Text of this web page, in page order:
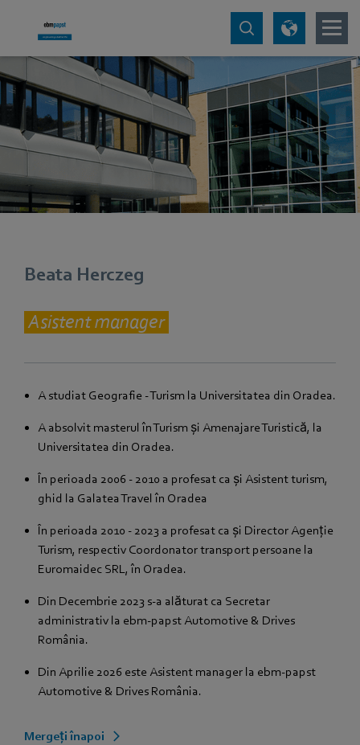
Beata Herczeg
Asistent manager
A studiat Geografie - Turism la Universitatea din Oradea.
A absolvit masterul în Turism și Amenajare Turistică, la
Universitatea din Oradea.
În perioada 2006 - 2010 a profesat ca și Asistent turism,
ghid la Galatea Travel în Oradea
În perioada 2010 - 2023 a profesat ca și Director Agenție
Turism, respectiv Coordonator transport persoane la
Euromaidec SRL, în Oradea.
Din Decembrie 2023 s-a alăturat ca Secretar
administrativ la ebm‑papst Automotive & Drives
România.
Din Aprilie 2026 este Asistent manager la ebm‑papst
Automotive & Drives România.
Mergeți înapoi